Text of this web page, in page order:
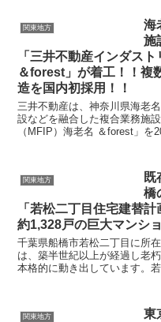
関東地方
海
施
「三井不動産インダス
＆forest」が着工！！複
造を国内初採用！！
三井不動産は、神奈川県海老
設などを融合した複合業務施
（MFIP）海老名 ＆forest」を
関東地方
既
橋
「若松二丁目住宅建替
約1,328戸の巨大マンシ
千葉県船橋市若松二丁目に所
は、築半世紀以上が経過し老
本格的に動き出しています。
関東地方
東